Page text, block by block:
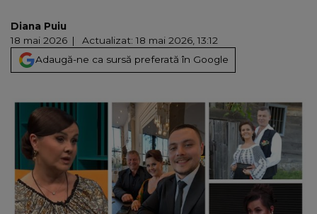
Diana Puiu
18 mai 2026
Actualizat: 18 mai 2026, 13:12
Adaugă-ne ca sursă preferată în Google